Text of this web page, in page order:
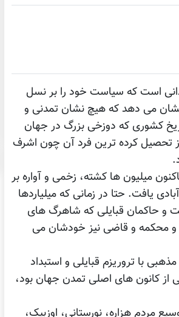
است که سیاست خود را بر نسل
می دهد که هیچ نشان تمدنی و
کشوری که دوزخی بزرگ در جهان
استبداد و جنایت قبایلی می باشد که حتا در قرن 21 نیز تحصیل کرده ترین فرد آن چون اشرف
میلیون ها کشته، زخمی و آواره بر
یافت. حتا در زمانی که میلیاردها
و حاکمان قبایلی که شاهرگ های
و محکمه و قاضی نیز خودشان می
با تروریزم قبایلی و استبداد
از کانون های اصلی تمدن جهان بود،
مردم هزاره، نورستانی، اوزبیک،